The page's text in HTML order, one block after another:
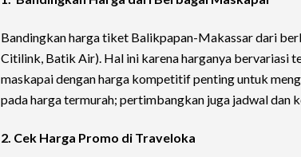
Bandingkan harga tiket Balikpapan-Makassar dari
Citilink, Batik Air). Hal ini karena harganya bervariasi
maskapai dengan harga kompetitif penting untuk
pada harga termurah; pertimbangkan juga jadwal dan
2. Cek Harga Promo di Traveloka